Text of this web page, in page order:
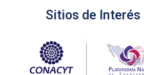
Sitios de Interés